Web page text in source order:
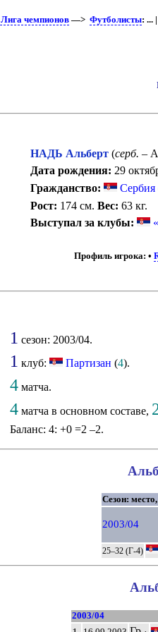
Лига чемпионов—> Футболисты: ... |
НАДЬ Альберт(серб. –
Дата рождения: 29
Гражданство:
Сербия
Рост: 174 см. Вес: 63 кг.
Выступал за клубы:
Профиль игрока: •
1 сезон: 2003/04.
1 клуб: Партизан (4).
4 матча.
4 матча в основном составе,
Баланс: 4: +0 =2 –2.
Сезон:
2003/04
25–32 (Г-4)
2003/04